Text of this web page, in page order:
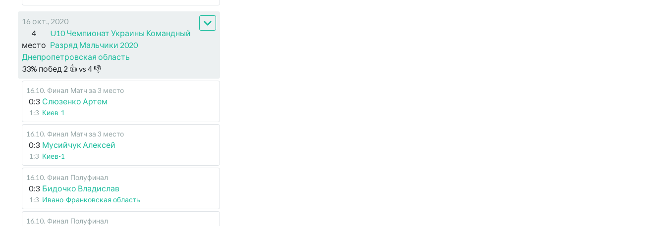
16 окт., 2020
4
место
U10 Чемпионат Украины Командный
Разряд Мальчики 2020
Днепропетровская область
33% побед 2 👍 vs 4👎
16.10. Финал Матч за 3 место
0:3 Слюзенко Артем
1:3 Киев-1
16.10. Финал Матч за 3 место
0:3 Мусийчук Алексей
1:3 Киев-1
16.10. Финал Полуфинал
0:3 Бидочко Владислав
1:3 Ивано-Франковская область
16.10. Финал Полуфинал